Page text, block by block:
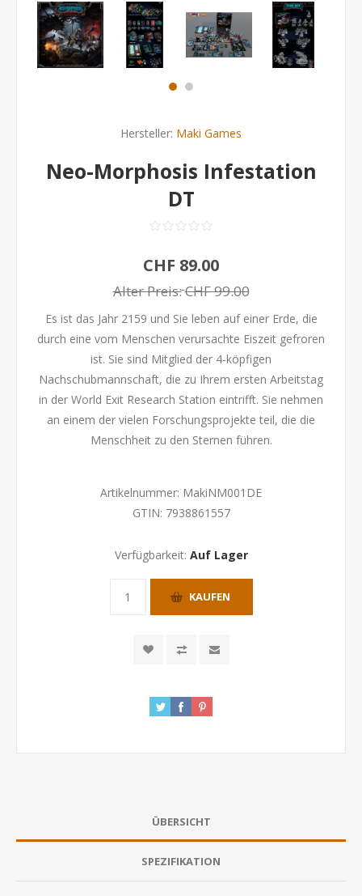
Hersteller: Maki Games
Neo-Morphosis Infestation
DT
CHF 89.00
Alter Preis:CHF 99.00
Es ist das Jahr 2159 und Sie leben auf einer Erde, die
durch eine vom Menschen verursachte Eiszeit gefroren
ist. Sie sind Mitglied der 4-köpfigen
Nachschubmannschaft, die zu Ihrem ersten Arbeitstag
in der World Exit Research Station eintrifft. Sie nehmen
an einem der vielen Forschungsprojekte teil, die die
Menschheit zu den Sternen führen.
Artikelnummer: MakiNM001DE
GTIN: 7938861557
Verfügbarkeit: Auf Lager
KAUFEN
ÜBERSICHT
SPEZIFIKATION